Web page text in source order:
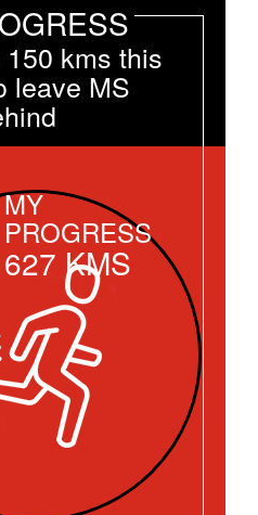
kms this
leave MS
MY
PROGRESS
627 KMS